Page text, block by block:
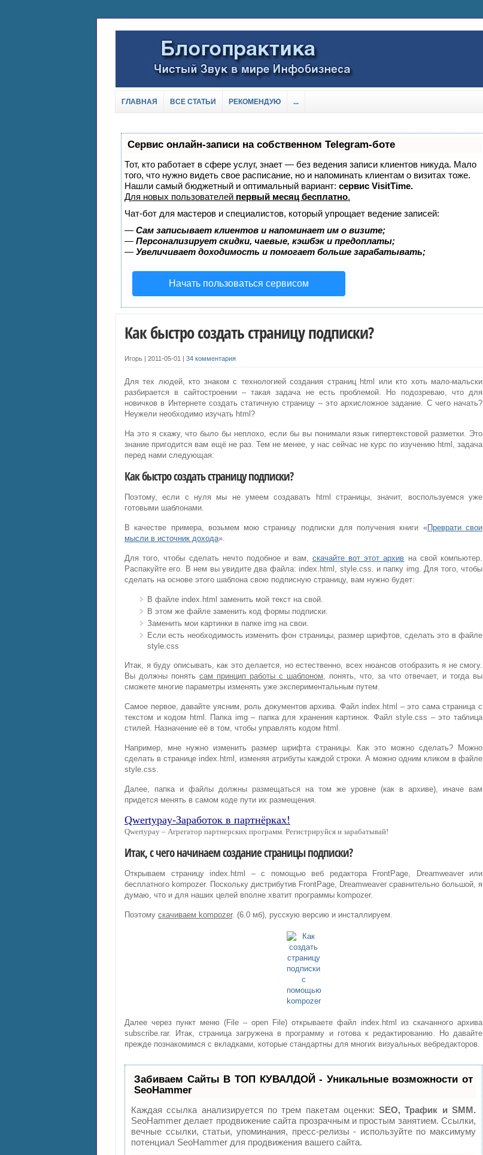
ГЛАВНАЯ ВСЕ СТАТЬИ РЕКОМЕНДУЮ ...
Сервис онлайн-записи на собственном Telegram-боте
Тот, кто работает в сфере услуг, знает — без ведения записи клиентов никуда. Мало
того, что нужно видеть свое расписание, но и напоминать клиентам о визитах тоже.
Нашли самый бюджетный и оптимальный вариант: сервис VisitTime.
Для новых пользователей первый месяц бесплатно.
Чат-бот для мастеров и специалистов, который упрощает ведение записей:
— Сам записывает клиентов и напоминает им о визите;
— Персонализирует скидки, чаевые, кэшбэк и предоплаты;
— Увеличивает доходимость и помогает больше зарабатывать;
Начать пользоваться сервисом
Как быстро создать страницу подписки?
Игорь | 2011-05-01 34 комментария
Для тех людей, кто знаком с технологией создания страниц html или кто хоть мало-мальски
разбирается в сайтостроении – такая задача не есть проблемой. Но подозреваю, что для
новичков в Интернете создать статичную страницу – это архисложное задание. С чего начать?
Неужели необходимо изучать html?
На это я скажу, что было бы неплохо, если бы вы понимали язык гипертекстовой разметки. Это
знание пригодится вам ещё не раз. Тем не менее, у нас сейчас не курс по изучению html, задача
перед нами следующая:
Как быстро создать страницу подписки?
Поэтому, если с нуля мы не умеем создавать html страницы, значит, воспользуемся уже
готовыми шаблонами.
В качестве примера, возьмем мою страницу подписки для получения книги «Преврати свои
мысли в источник дохода».
Для того, чтобы сделать нечто подобное и вам, скачайте вот этот архив на свой компьютер.
Распакуйте его. В нем вы увидите два файла: index.html, style.css. и папку img. Для того, чтобы
сделать на основе этого шаблона свою подписную страницу, вам нужно будет:
В файле index.html заменить мой текст на свой.
В этом же файле заменить код формы подписки.
Заменить мои картинки в папке img на свои.
Если есть необходимость изменить фон страницы, размер шрифтов, сделать это в файле
style.css
Итак, я буду описывать, как это делается, но естественно, всех нюансов отобразить я не смогу.
Вы должны понять сам принцип работы с шаблоном , понять, что, за что отвечает, и тогда вы
сможете многие параметры изменять уже экспериментальным путем.
Самое первое, давайте уясним, роль документов архива. Файл index.html – это сама страница с
текстом и кодом html. Папка img – папка для хранения картинок. Файл style.css – это таблица
стилей. Назначение её в том, чтобы управлять кодом html.
Например, мне нужно изменить размер шрифта страницы. Как это можно сделать? Можно
сделать в странице index.html, изменяя атрибуты каждой строки. А можно одним кликом в файле
style.css.
Далее, папка и файлы должны размещаться на том же уровне (как в архиве), иначе вам
придется менять в самом коде пути их размещения.
Qwertypay-Заработок в партнёрках!
Qwertypay – Агрегатор партнерских программ. Регистрируйся и зарабатывай!
Итак, с чего начинаем создание страницы подписки?
Открываем страницу index.html – с помощью веб редактора FrontPage, Dreamweaver или
бесплатного kompozer. Поскольку дистрибутив FrontPage, Dreamweaver сравнительно большой, я
думаю, что и для наших целей вполне хватит программы kompozer.
Поэтому скачиваем kompozer. (6.0 мб), русскую версию и инсталлируем.
Далее через пункт меню (File – open File) открываете файл index.html из скачанного архива
subscribe.rar. Итак, страница загружена в программу и готова к редактированию. Но давайте
прежде познакомимся с вкладками, которые стандартны для многих визуальных вебредакторов.
Забиваем Сайты В ТОП КУВАЛДОЙ - Уникальные возможности от
SeoHammer
Каждая ссылка анализируется по трем пакетам оценки:SEO, Трафик и SMM.
SeoHammer делает продвижение сайта прозрачным и простым занятием. Ссылки,
вечные ссылки, статьи, упоминания, пресс-релизы - используйте по максимуму
потенциал SeoHammer для продвижения вашего сайта.